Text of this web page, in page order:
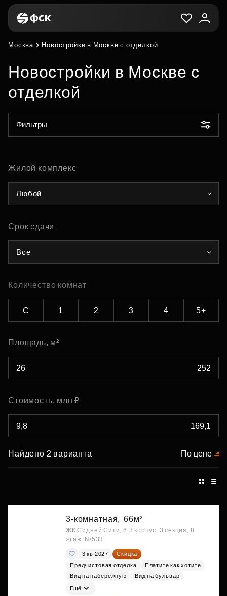
Москва Новостройки в Москве с отделкой
Новостройки в Москве с
отделкой
Фильтры
Жилой комплекс
Любой
Срок сдачи
Все
Количество комнат
С 1 2 3 4 5+
Площадь, м²
Стоимость, млн ₽
Найдено 2 варианта По цене
3-комнатная, 66м²
ЖК Сидней Сити, 6.3 корпус, 3 секция, 8
этаж, №533
3 кв 2027
Скидка
Предчистовая отделка
Платите как хотите
Вид на набережную
Вид на бульвар
Ещё